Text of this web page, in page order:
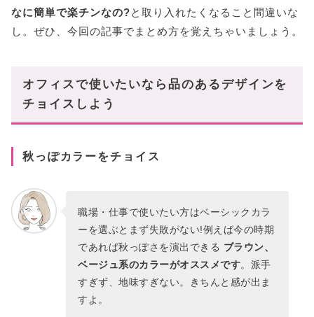
なに簡単で楽チンなの?と取り入れたくなること間違いな
し。ぜひ、今回の記事でまとめ方を覚えちゃいましょう。
オフィスで使いたいなら品のあるデザインを
チョイスしよう
秋っぽカラーをチョイス
職場・仕事で使いたい方はベーシックカラ
ーを選ぶとまず失敗がない!例えば今の時期
であれば秋っぽさを演出できる ブラウン、
ベージュ系のカラーがオススメです。派手
すぎず、地味すぎない。きちんと感が出ま
すよ。